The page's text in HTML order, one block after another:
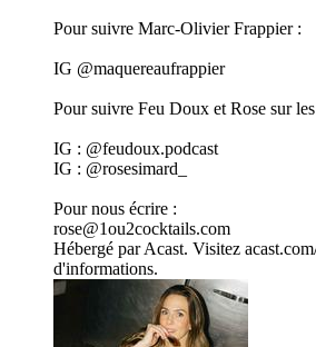
Pour suivre Marc-Olivier Frappier :
IG @maquereaufrappier
Pour suivre Feu Doux et Rose sur
IG : @feudoux.podcast
IG : @rosesimard_
Pour nous écrire :
rose@1ou2cocktails.com
Hébergé par Acast. Visitez
d'informations.